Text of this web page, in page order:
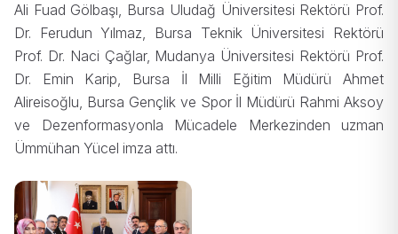
Ali Fuad Gölbaşı, Bursa Uludağ Üniversitesi Rektörü Prof.
Dr. Ferudun Yılmaz, Bursa Teknik Üniversitesi Rektörü
Prof. Dr. Naci Çağlar, Mudanya Üniversitesi Rektörü Prof.
Dr. Emin Karip, Bursa İl Milli Eğitim Müdürü Ahmet
Alireisoğlu, Bursa Gençlik ve Spor İl Müdürü Rahmi Aksoy
ve Dezenformasyonla Mücadele Merkezinden uzman
Ümmühan Yücel imza attı.